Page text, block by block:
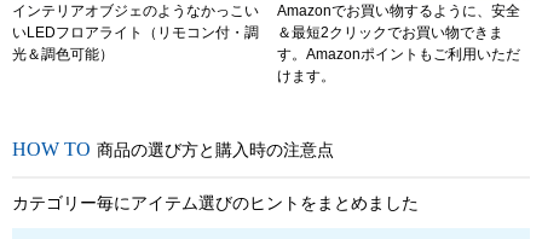
インテリアオブジェのようなかっこい
いLEDフロアライト（リモコン付・調
光＆調色可能）
Amazonでお買い物するように、安全
＆最短2クリックでお買い物できま
す。Amazonポイントもご利用いただ
けます。
商品の選び方と購入時の注意点
カテゴリー毎にアイテム選びのヒントをまとめました